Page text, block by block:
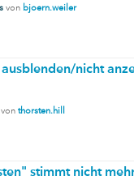
von bjoern.weiler
nicht
von thorsten.hill
stimmt nicht